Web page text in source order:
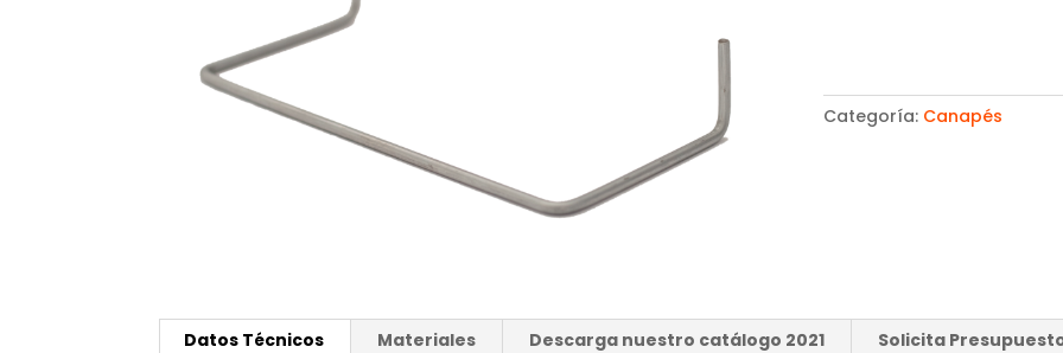
Categoría: Canapés
Datos Técnicos Materiales Descarga nuestro catálogo 2021 Solicita